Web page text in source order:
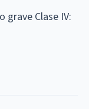
Clase IV: